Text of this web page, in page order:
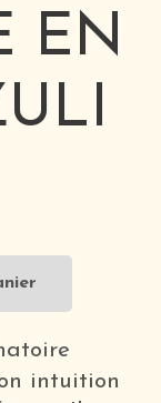
EN
intuition